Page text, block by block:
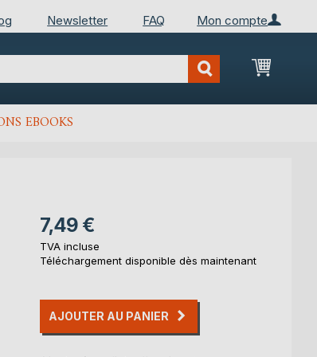
Mon compte
Newsletter FAQ
Mon
EBOOKS
7,49 €
TVA incluse
Téléchargement disponible dès maintenant
AJOUTER AU PANIER